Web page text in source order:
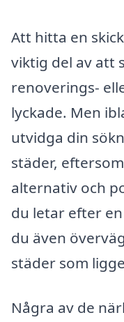
Att hitta en
viktig del av att
renoverings-
lyckade. Men
utvidga din
städer,
alternativ och
du letar efter
du även
städer som
Några av de